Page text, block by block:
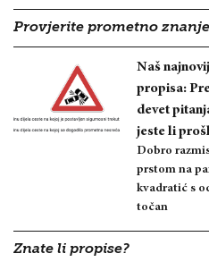
Provjerite prometno znanje
Naš
propisa:
devet
jeste li
Dobro
prstom na
kvadratić s
točan
Znate li propise?